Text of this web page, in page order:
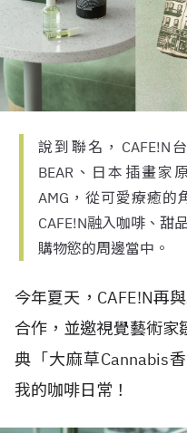
說到聯名，CAFE!N
BEAR、日本插畫家
AMG，從可愛療癒的
CAFE!N融入咖啡、甜
購物慾的周邊當中。
今年夏天， CAFE!N再
合作，並邀視覺藝術家
典「大麻草Cannabis
我的咖啡日常！